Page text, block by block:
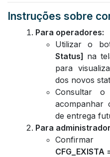
Instruções sobre
Para operadores:
Utilizar o
Status] na
para
dos novos
Consultar o
acompanhar
de entrega
Para
CFG_EXISTA